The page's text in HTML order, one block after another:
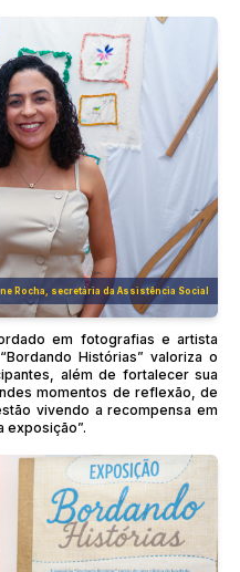
Rocha, secretária da Assistência Social
em fotografias e artista
Histórias” valoriza o
além de fortalecer sua
momentos de reflexão, de
vivendo a recompensa em
exposição”.